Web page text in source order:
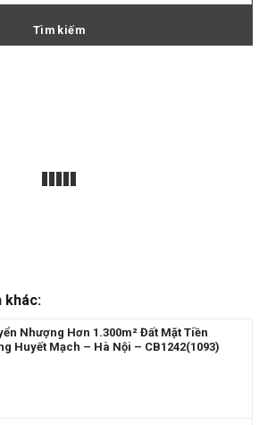
khác:
Nhượng Hơn 1.300m² Đất Mặt Tiền
Huyết Mạch – Hà Nội – CB1242(1093)